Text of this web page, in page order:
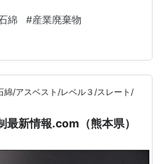
綿 #産業廃棄物
綿/アスベスト/レベル３/スレート/
最新情報.com（熊本県）